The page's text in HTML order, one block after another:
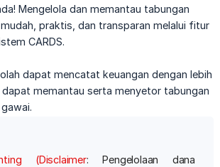
Mengelola dan memantau tabungan
praktis, dan transparan melalui fitur
CARDS.
dapat mencatat keuangan dengan lebih
memantau serta menyetor tabungan
(Disclaimer: Pengelolaan dana